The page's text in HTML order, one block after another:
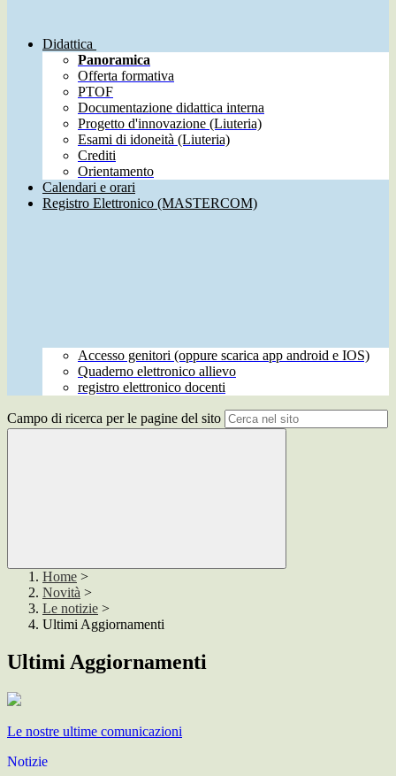
Didattica
Panoramica
Offerta formativa
PTOF
Documentazione didattica interna
Progetto d'innovazione (Liuteria)
Esami di idoneità (Liuteria)
Crediti
Orientamento
Calendari e orari
Registro Elettronico (MASTERCOM)
Accesso genitori (oppure scarica app android e IOS)
Quaderno elettronico allievo
registro elettronico docenti
Campo di ricerca per le pagine del sito
Home >
Novità >
Le notizie >
Ultimi Aggiornamenti
Ultimi Aggiornamenti
Le nostre ultime comunicazioni
Notizie